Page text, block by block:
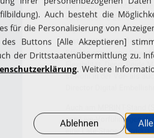
überzeugen und
verschiedene Etiketten
digitale System DM-
ersteres brillante flache
Effekte erzeugen.
Flexibilität. Denn: Beide
sowohl in der Vor- als
Auch am MPRINT-Stand
von Live-Vorführungen
eine Late-Stage-